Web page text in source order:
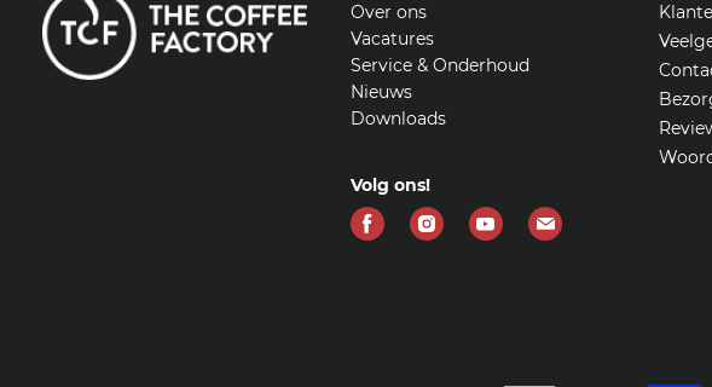
Over ons
Vacatures
Service & Onderhoud
Nieuws
Downloads
Volg ons!
Vind
Vind
Vind
Vind